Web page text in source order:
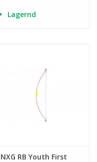
Lagernd
NXG RB Youth First